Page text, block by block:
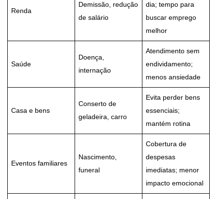
Renda
Demissão, redução
de salário
dia; tempo para
buscar emprego
melhor
Saúde
Doença,
internação
Atendimento sem
endividamento;
menos ansiedade
Casa e bens
Conserto de
geladeira, carro
Evita perder bens
essenciais;
mantém rotina
Eventos familiares
Nascimento,
funeral
Cobertura de
despesas
imediatas; menor
impacto emocional